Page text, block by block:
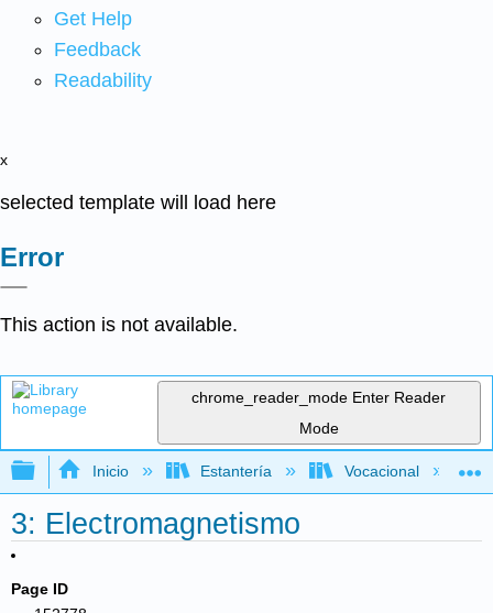
Get Help
Feedback
Readability
x
selected template will load here
Error
This action is not available.
chrome_reader_mode Enter Reader
Mode
Expandir/contraer jerarquía global
Inicio Estantería Vocacional
3: Electromagnetismo
Page ID